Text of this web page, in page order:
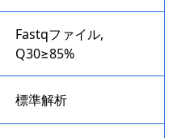
Fastqファイル,
Q30≥85%
標準解析